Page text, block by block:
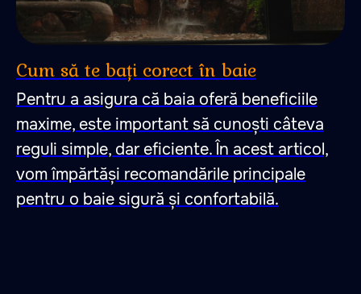
Cum să te bați corect în baie
Pentru a asigura că baia oferă beneficiile
maxime, este important să cunoști câteva
reguli simple, dar eficiente. În acest articol,
vom împărtăși recomandările principale
pentru o baie sigură și confortabilă.
Un loc în care te